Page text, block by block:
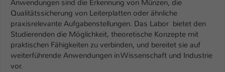
Anwendungen sind die Erkennung von Münzen, die
Qualitätssicherung von Leiterplatten oder ähnliche
praxisrelevante Aufgabenstellungen. Das Labor bietet den
Studierenden die Möglichkeit, theoretische Konzepte mit
praktischen Fähigkeiten zu verbinden, und bereitet sie auf
weiterführende Anwendungen in Wissenschaft und Industrie
vor.
Laufzeit 1 Woche
Zweck
Dieses Cookie ist ein Standard-Session-
Cookie von TYPO3. Es speichert im Fall
eines Intranet-Logins die Session-ID. So
kann der eingeloggte Benutzer